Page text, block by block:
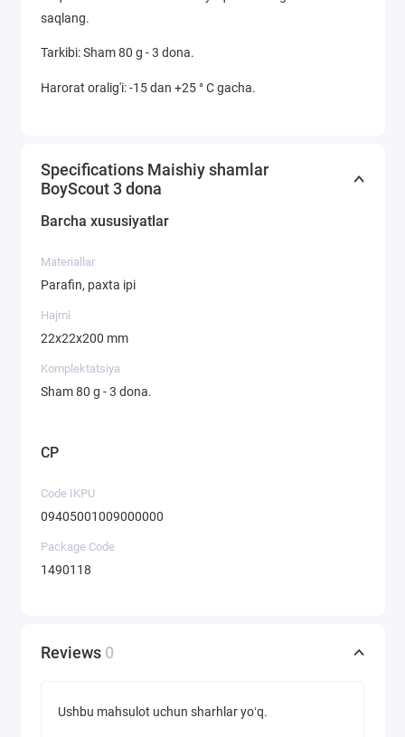
saqlang.
Tarkibi: Sham 80 g - 3 dona.
Harorat oralig'i: -15 dan +25 ° C gacha.
Specifications Maishiy shamlar
BoyScout 3 dona
Barcha xususiyatlar
Materiallar
Parafin, paxta ipi
Hajmi
22x22x200 mm
Komplektatsiya
Sham 80 g - 3 dona.
CP
Code IKPU
09405001009000000
Package Code
1490118
Reviews 0
Ushbu mahsulot uchun sharhlar yoʻq.